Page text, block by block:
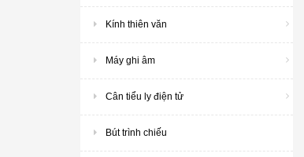
Kính thiên văn
Máy ghi âm
Cân tiểu ly điện tử
Bút trình chiếu